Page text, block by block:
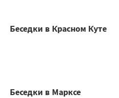
Беседки в Красном Куте
Беседки в Марксе